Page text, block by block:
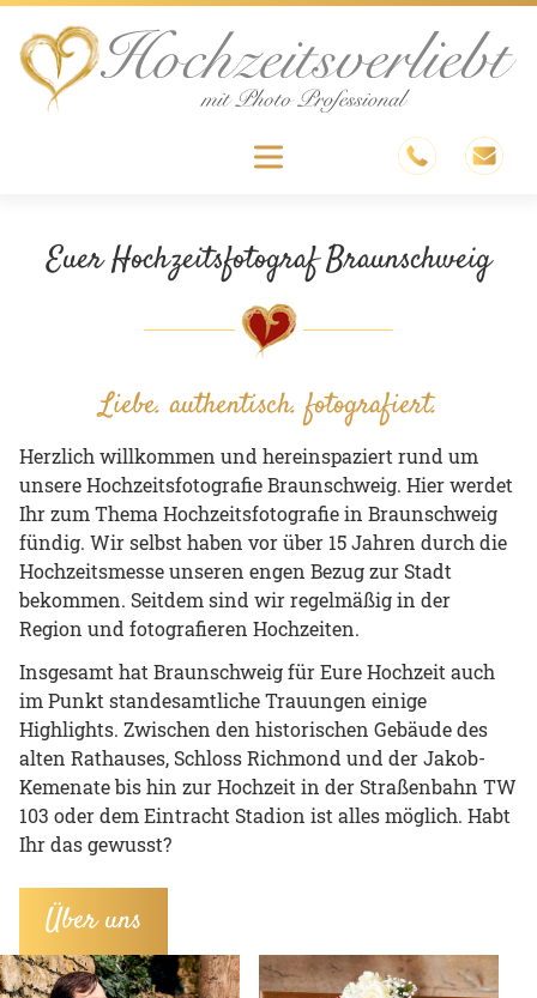
Skip
content
Menu
Euer Hochzeitsfotograf Braunschweig
Liebe. authentisch. fotografiert.
Herzlich willkommen und hereinspaziert rund um
unsere Hochzeitsfotografie Braunschweig. Hier werdet
Ihr zum Thema Hochzeitsfotografie in Braunschweig
fündig. Wir selbst haben vor über 15 Jahren durch die
Hochzeitsmesse unseren engen Bezug zur Stadt
bekommen. Seitdem sind wir regelmäßig in der
Region und fotografieren Hochzeiten.
Insgesamt hat Braunschweig für Eure Hochzeit auch
im Punkt standesamtliche Trauungen einige
Highlights. Zwischen den historischen Gebäude des
alten Rathauses, Schloss Richmond und der Jakob-
Kemenate bis hin zur Hochzeit in der Straßenbahn TW
103 oder dem Eintracht Stadion ist alles möglich. Habt
Ihr das gewusst?
Über uns